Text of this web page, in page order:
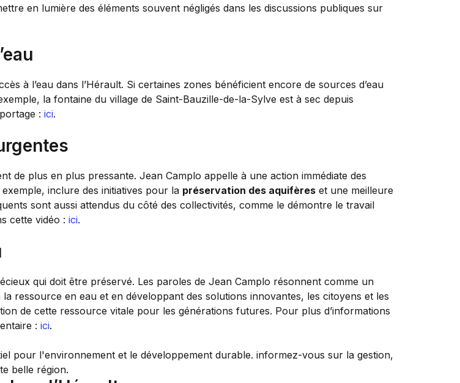
en lumière des éléments souvent négligés dans les discussions publiques sur
à l’eau dans l’Hérault. Si certaines zones bénéficient encore de sources d’eau
la fontaine du village de Saint-Bauzille-de-la-Sylve est à sec depuis
: ici.
de plus en plus pressante. Jean Camplo appelle à une action immédiate des
inclure des initiatives pour la préservation des aquifères et une meilleure
sont aussi attendus du côté des collectivités, comme le démontre le travail
cette vidéo : ici.
qui doit être préservé. Les paroles de Jean Camplo résonnent comme un
ressource en eau et en développant des solutions innovantes, les citoyens et les
de cette ressource vitale pour les générations futures. Pour plus d’informations
: ici.